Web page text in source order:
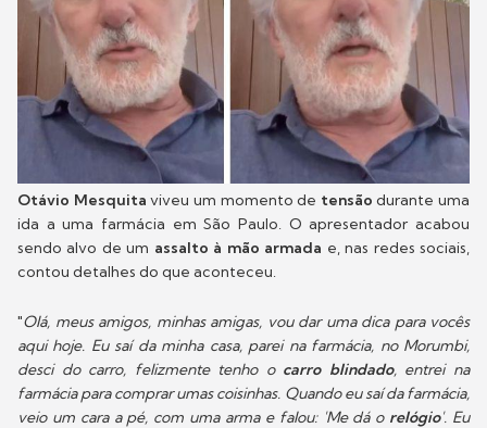
Otávio Mesquita viveu um momento de tensãodurante uma
ida a uma farmácia em São Paulo. O apresentador acabou
sendo alvo de um assalto à mão armada e, nas redes sociais,
contou detalhes do que aconteceu.
"Olá, meus amigos, minhas amigas, vou dar uma dica para vocês
aqui hoje. Eu saí da minha casa, parei na farmácia, no Morumbi,
desci do carro, felizmente tenho o carro blindado, entrei na
farmácia para comprar umas coisinhas. Quando eu saí da farmácia,
veio um cara a pé, com uma arma e falou: 'Me dá o relógio'. Eu